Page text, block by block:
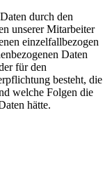
durch den
unserer Mitarbeiter
einzelfallbezogen
Daten
für den
besteht, die
welche Folgen die
hätte.